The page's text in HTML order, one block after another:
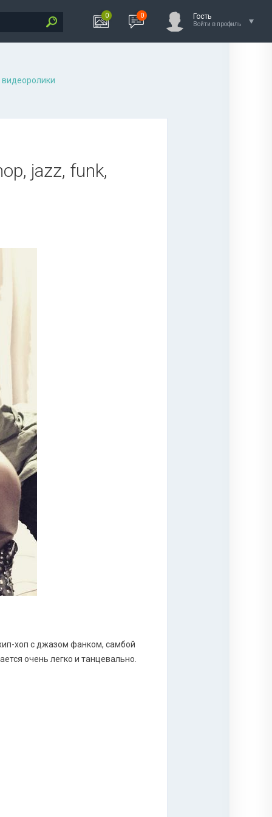
0 0 Гость
Войти в профиль
jazz, funk,
хоп с джазом фанком, самбой
очень легко и танцевально.